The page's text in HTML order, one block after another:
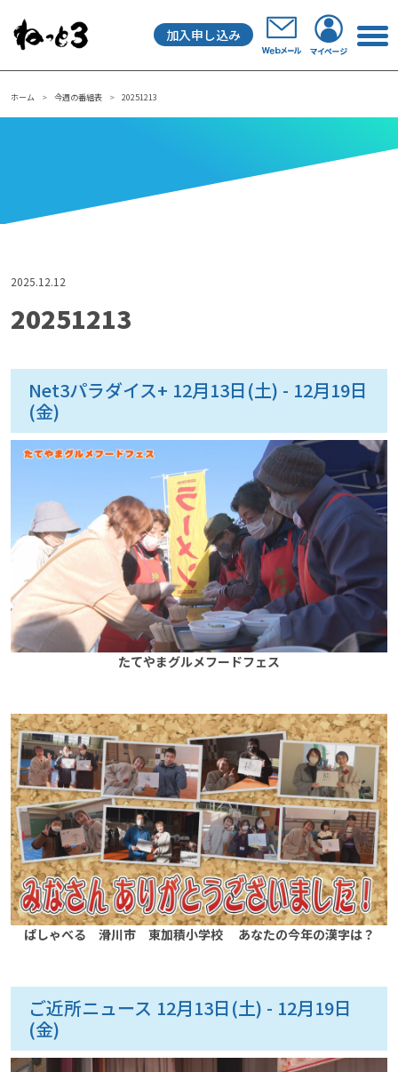
メインナビゲーション
加入申し込み
ホーム 今週の番組表 20251213
2025.12.12
20251213
Net3パラダイス+ 12月13日(土) - 12月19日
(金)
たてやまグルメフードフェス
ぱしゃべる 滑川市 東加積小学校 あなたの今年の漢字は？
ご近所ニュース 12月13日(土) - 12月19日
(金)